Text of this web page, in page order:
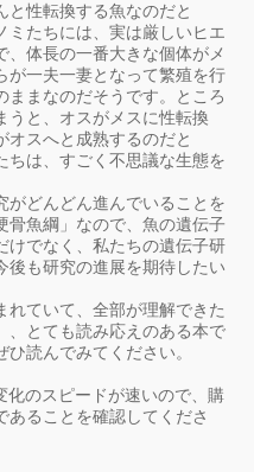
と性転換する魚なのだと
たちには、実は厳しいヒエ
、体長の一番大きな個体がメ
が一夫一妻となって繁殖を行
ままなのだそうです。ところ
うと、オスがメスに性転換
オスへと成熟するのだと
は、すごく不思議な生態を
どんどん進んでいることを
骨魚綱」なので、魚の遺伝子
けでなく、私たちの遺伝子研
後も研究の進展を期待したい
ていて、全部が理解できた
、とても読み応えのある本で
読んでみてください。
のスピードが速いので、購
あることを確認してくださ